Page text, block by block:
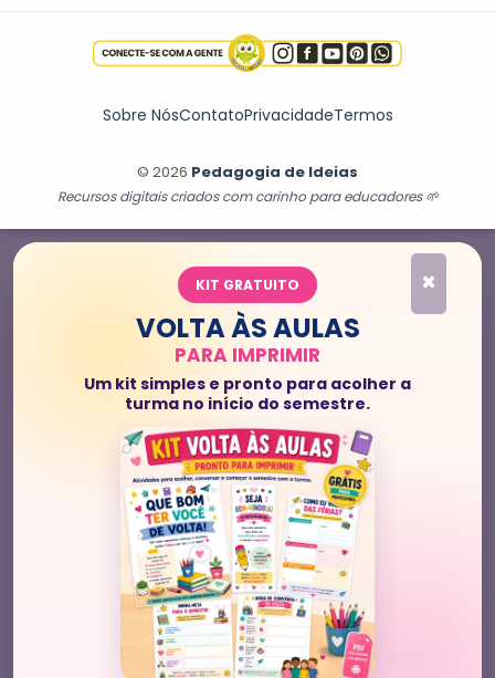
Sobre NósContatoPrivacidadeTermos
© 2026 Pedagogia de Ideias
Recursos digitais criados com carinho para educadores 🌱
×
KIT GRATUITO
VOLTA ÀS AULAS
PARA IMPRIMIR
Um kit simples e pronto para acolher a
turma no início do semestre.